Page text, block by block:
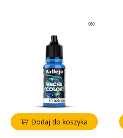
Dodaj do koszyka